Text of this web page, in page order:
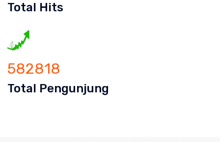
Total Hits
582818
Total Pengunjung